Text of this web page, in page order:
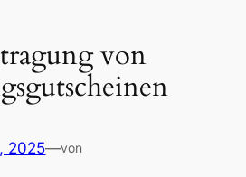
von
2025—von